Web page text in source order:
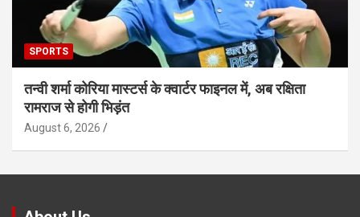
SPORTS
तन्वी शर्मा कोरिया मास्टर्स के क्वार्टर फाइनल में, अब रक्षिता
रामराज से होगी भिड़ंत
August 6, 2026